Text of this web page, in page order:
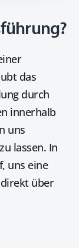
das
durch
innerhalb
uns
lassen. In
uns eine
über